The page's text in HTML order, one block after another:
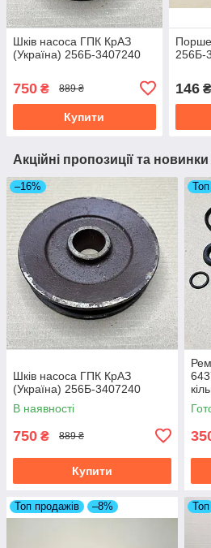
Шків насоса ГПК КрАЗ
(Україна) 256Б-3407240
750 ₴ 889 ₴
Купити
256Б-
146₴
Акційні пропозиції та новинки
–16%
Шків насоса ГПК КрАЗ
(Україна) 256Б-3407240
В наявності
750 ₴ 889 ₴
Купити
Топ
Топ продажів –8% Топ